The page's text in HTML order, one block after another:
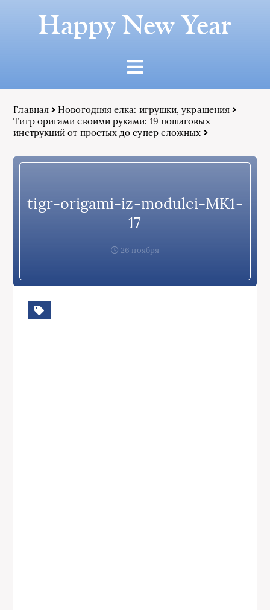
Happy New Year
Главная
Новогодняя елка: игрушки, украшения
Тигр оригами своими руками: 19 пошаговых
инструкций от простых до супер сложных
tigr-origami-iz-modulei-MK1-
17
26 ноября